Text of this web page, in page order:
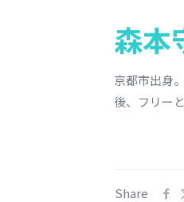
森本
京都市出身
後、フリー
Share